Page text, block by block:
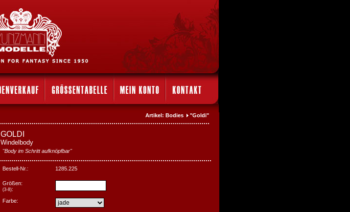
Artikel: Bodies "Goldi"
GOLDI
Windelbody
"Body im Schritt aufknöpfbar"
Bestell-Nr.: 1285.225
Größen:
(3-8):
Farbe: